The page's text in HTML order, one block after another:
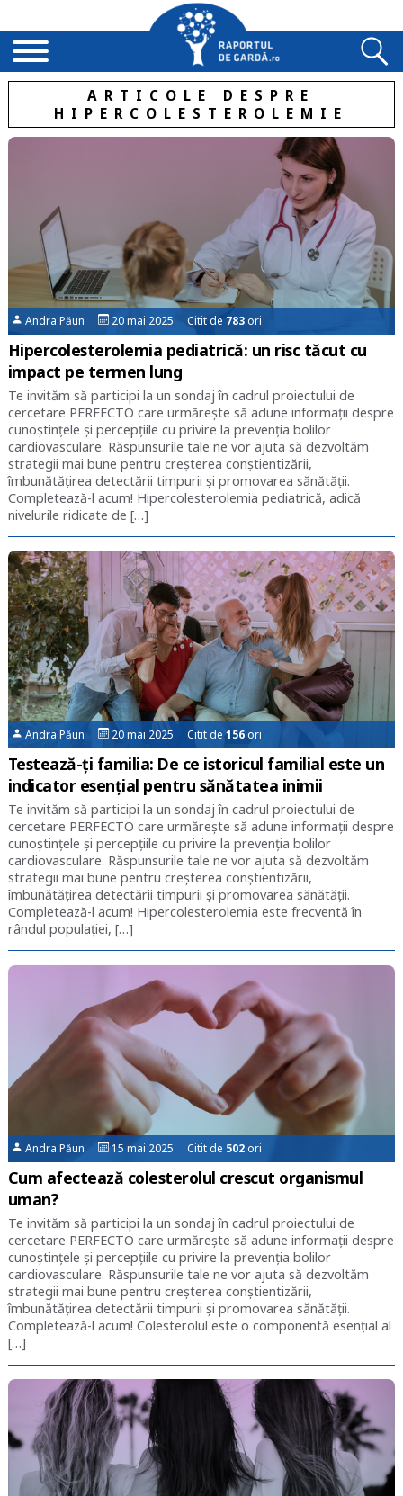
ARTICOLE DESPRE
HIPERCOLESTEROLEMIE
Andra Păun 20 mai 2025 Citit de 783ori
Hipercolesterolemia pediatrică: un risc tăcut cu
impact pe termen lung
Te invităm să participi la un sondaj în cadrul proiectului de
cercetare PERFECTO care urmărește să adune informații despre
cunoștințele și percepțiile cu privire la prevenția bolilor
cardiovasculare. Răspunsurile tale ne vor ajuta să dezvoltăm
strategii mai bune pentru creșterea conștientizării,
îmbunătățirea detectării timpurii și promovarea sănătății.
Completează-l acum! Hipercolesterolemia pediatrică, adică
nivelurile ridicate de […]
Andra Păun 20 mai 2025 Citit de156ori
Testează-ți familia: De ce istoricul familial este un
indicator esențial pentru sănătatea inimii
Te invităm să participi la un sondaj în cadrul proiectului de
cercetare PERFECTO care urmărește să adune informații despre
cunoștințele și percepțiile cu privire la prevenția bolilor
cardiovasculare. Răspunsurile tale ne vor ajuta să dezvoltăm
strategii mai bune pentru creșterea conștientizării,
îmbunătățirea detectării timpurii și promovarea sănătății.
Completează-l acum! Hipercolesterolemia este frecventă în
rândul populaţiei, […]
Andra Păun 15 mai 2025 Citit de 502ori
Cum afectează colesterolul crescut organismul
uman?
Te invităm să participi la un sondaj în cadrul proiectului de
cercetare PERFECTO care urmărește să adune informații despre
cunoștințele și percepțiile cu privire la prevenția bolilor
cardiovasculare. Răspunsurile tale ne vor ajuta să dezvoltăm
strategii mai bune pentru creșterea conștientizării,
îmbunătățirea detectării timpurii și promovarea sănătății.
Completează-l acum! Colesterolul este o componentă esenţial al
[…]